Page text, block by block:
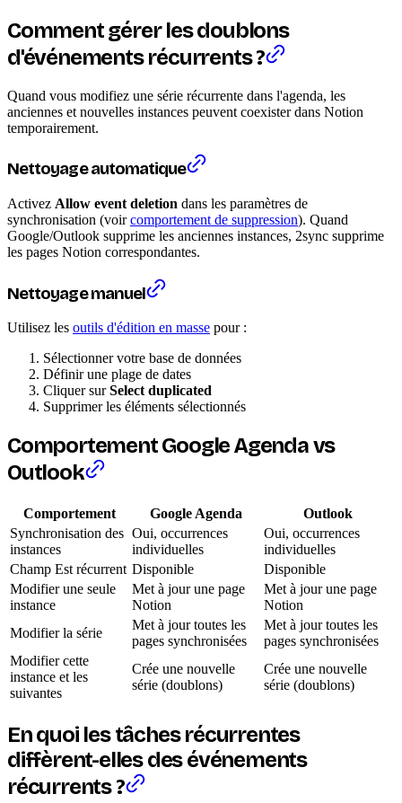
Comment gérer les doublons
d'événements récurrents ?
Quand vous modifiez une série récurrente dans l'agenda, les
anciennes et nouvelles instances peuvent coexister dans Notion
temporairement.
Nettoyage automatique
Activez Allow event deletion dans les paramètres de
synchronisation (voircomportement de suppression). Quand
Google/Outlook supprime les anciennes instances, 2sync supprime
les pages Notion correspondantes.
Nettoyage manuel
Utilisez les outils d'édition en masse pour :
Sélectionner votre base de données
Définir une plage de dates
Cliquer surSelect duplicated
Supprimer les éléments sélectionnés
Comportement Google Agenda vs
Outlook
Comportement Google Agenda
Outlook
Synchronisation des
instances
Oui, occurrences
individuelles
Oui, occurrences
individuelles
Champ Est récurrent Disponible
Disponible
Modifier une seule
instance
Met à jour une page
Notion
Met à jour une page
Notion
Modifier la série
Met à jour toutes les
pages synchronisées
Met à jour toutes les
pages synchronisées
Modifier cette
instance et les
suivantes
Crée une nouvelle
série (doublons)
Crée une nouvelle
série (doublons)
En quoi les tâches récurrentes
diffèrent-elles des événements
récurrents ?